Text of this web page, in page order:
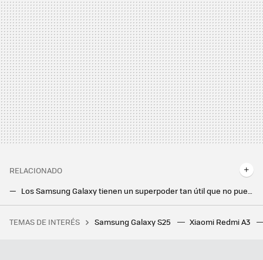
RELACIONADO
Los Samsung Galaxy tienen un superpoder tan útil que no puedo dejar de usarlo: llegó con One UI 6.1 y esto es lo que puede hacer
El caradura más grande de Age of Empires 2 que ganó un torneo con la estrategia más estúpida que podría pasarte por la cabeza
TEMAS DE INTERÉS Samsung Galaxy S25 Xiaomi Redmi A3